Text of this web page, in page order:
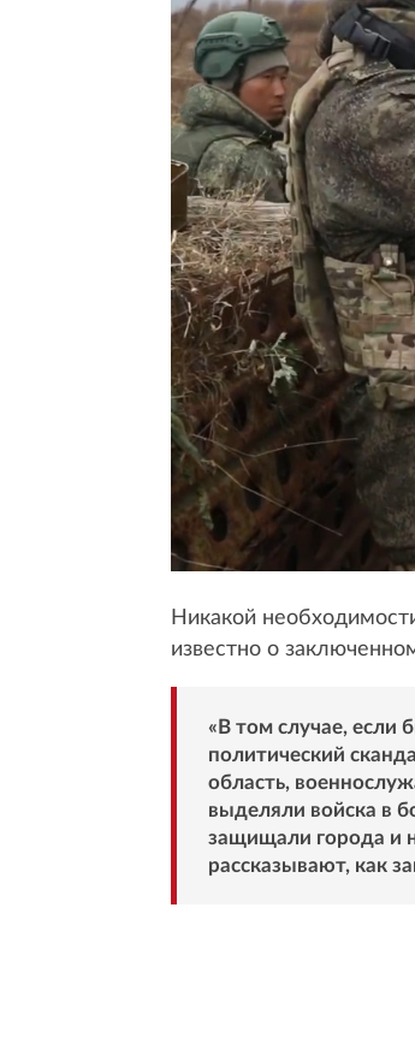
Никакой
известно о
«В том случае, если
политический
область,
выделяли войска в
защищали города и
рассказывают, как